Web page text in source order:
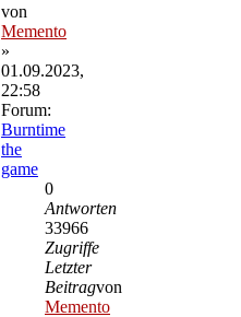
von
Memento
»
01.09.2023,
22:58
Forum:
Burntime
the
game
0
Antworten
33966
Zugriffe
Letzter
Beitragvon
Memento